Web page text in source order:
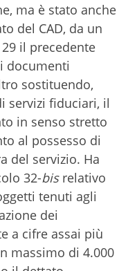
ma è stato anche
del CAD, da un
il precedente
documenti
sostituendo,
servizi fiduciari, il
in senso stretto
al possesso di
del servizio. Ha
32-bis relativo
tenuti agli
dei
a cifre assai più
massimo di 4.000